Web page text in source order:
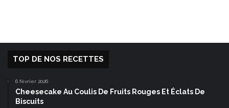
TOP DE NOS RECETTES
6 février 2026
Cheesecake Au Coulis De Fruits Rouges Et Éclats De
Biscuits